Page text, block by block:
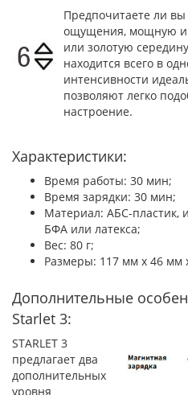
Предпочитаете ли
ощущения, мощную и
или золотую
находится всего в
интенсивности
позволяют легко
настроение.
Характеристики:
Время работы: 30 мин;
Время зарядки: 30 мин;
Материал: АБС-пластик,
БФА или латекса;
Вес: 80 г;
Размеры: 117 мм х 46 мм
Дополнительные
Starlet 3:
STARLET 3
предлагает два
дополнительных
уровня